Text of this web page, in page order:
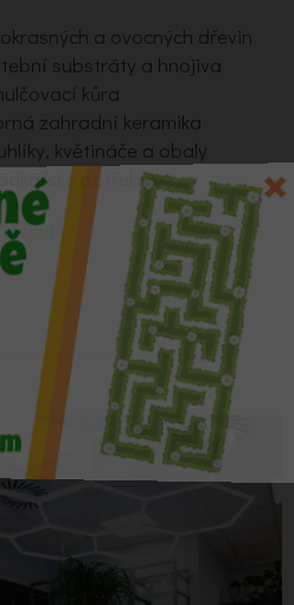
a ovocných dřevin
substráty a hnojiva
kůra
zahradní keramika
květináče a obaly
potřeby
zde